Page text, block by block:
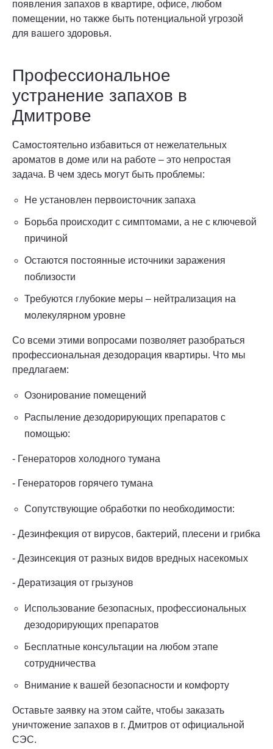
появления запахов в квартире, офисе, любом
помещении, но также быть потенциальной угрозой
для вашего здоровья.
Профессиональное
устранение запахов в
Дмитрове
Самостоятельно избавиться от нежелательных
ароматов в доме или на работе – это непростая
задача. В чем здесь могут быть проблемы:
Не установлен первоисточник запаха
Борьба происходит с симптомами, а не с ключевой
причиной
Остаются постоянные источники заражения
поблизости
Требуются глубокие меры – нейтрализация на
молекулярном уровне
Со всеми этими вопросами позволяет разобраться
профессиональная дезодорация квартиры. Что мы
предлагаем:
Озонирование помещений
Распыление дезодорирующих препаратов с
помощью:
- Генераторов холодного тумана
- Генераторов горячего тумана
Сопутствующие обработки по необходимости:
- Дезинфекция от вирусов, бактерий, плесени и грибка
- Дезинсекция от разных видов вредных насекомых
- Дератизация от грызунов
Использование безопасных, профессиональных
дезодорирующих препаратов
Бесплатные консультации на любом этапе
сотрудничества
Внимание к вашей безопасности и комфорту
Оставьте заявку на этом сайте, чтобы заказать
уничтожение запахов в г. Дмитров от официальной
СЭС.